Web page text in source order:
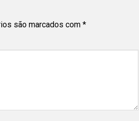
são marcados com *